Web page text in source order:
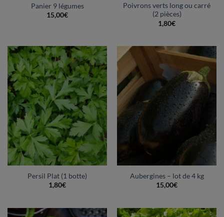
Panier 9 légumes
15,00€
Poivrons verts long ou carré
(2 pièces)
1,80€
Persil Plat (1 botte)
1,80€
Aubergines – lot de 4 kg
15,00€